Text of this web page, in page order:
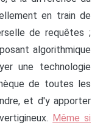
en train de
de requêtes ;
algorithmique
une technologie
de toutes les
et d'y apporter
Même si